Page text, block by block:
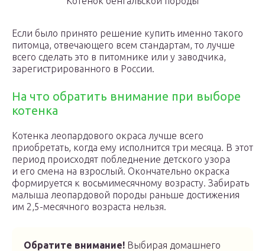
Если было принято решение купить именно такого
питомца, отвечающего всем стандартам, то лучше
всего сделать это в питомнике или у заводчика,
зарегистрированного в России.
На что обратить внимание при выборе
котенка
Котенка леопардового окраса лучше всего
приобретать, когда ему исполнится три месяца. В этот
период происходят побледнение детского узора
и его смена на взрослый. Окончательно окраска
формируется к восьмимесячному возрасту. Забирать
малыша леопардовой породы раньше достижения
им 2,5-месячного возраста нельзя.
Обратите внимание! Выбирая домашнего